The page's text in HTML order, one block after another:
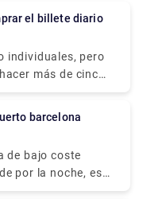
personal en "Mis
individuales, pero
más de cinco
el
en transporte
mucho
de bajo coste
por la noche, es
hotel práctico